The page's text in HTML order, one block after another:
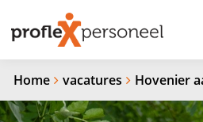
Home vacatures Hovenier